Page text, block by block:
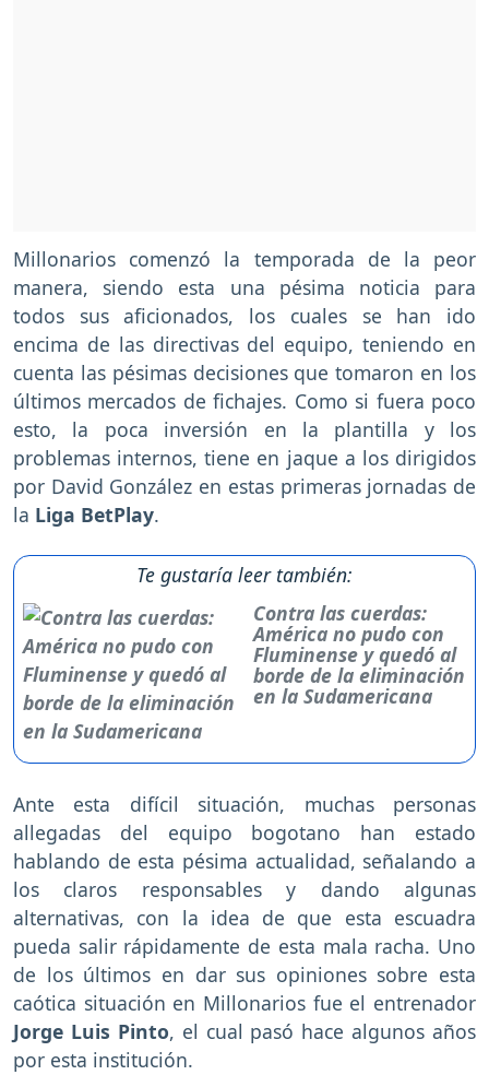
Millonarios comenzó la temporada de la peor
manera, siendo esta una pésima noticia para
todos sus aficionados, los cuales se han ido
encima de las directivas del equipo, teniendo en
cuenta las pésimas decisiones que tomaron en los
últimos mercados de fichajes. Como si fuera poco
esto, la poca inversión en la plantilla y los
problemas internos, tiene en jaque a los dirigidos
por David González en estas primeras jornadas de
la Liga BetPlay.
Te gustaría leer también:
Contra las cuerdas:
América no pudo con
Fluminense y quedó al
borde de la eliminación
en la Sudamericana
Ante esta difícil situación, muchas personas
allegadas del equipo bogotano han estado
hablando de esta pésima actualidad, señalando a
los claros responsables y dando algunas
alternativas, con la idea de que esta escuadra
pueda salir rápidamente de esta mala racha. Uno
de los últimos en dar sus opiniones sobre esta
caótica situación en Millonarios fue el entrenador
Jorge Luis Pinto, el cual pasó hace algunos años
por esta institución.